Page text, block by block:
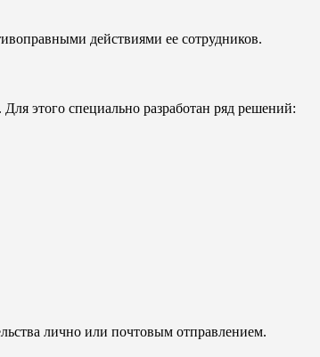
действиями ее сотрудников.
этого специально разработан ряд решений:
лично или почтовым отправлением.